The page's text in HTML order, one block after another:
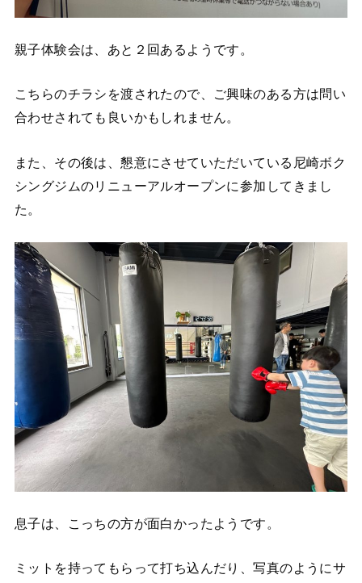
親子体験会は、あと２回あるようです。
こちらのチラシを渡されたので、ご興味のある方は問い
合わせされても良いかもしれません。
また、その後は、懇意にさせていただいている尼崎ボク
シングジムのリニューアルオープンに参加してきまし
た。
息子は、こっちの方が面白かったようです。
ミットを持ってもらって打ち込んだり、写真のようにサ